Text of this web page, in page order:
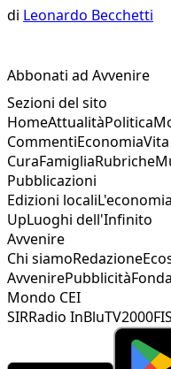
di Leonardo Becchetti
Abbonati ad Avvenire
Sezioni del sito
HomeAttualitàPolitica
CommentiEconomia
CuraFamigliaRubriche
Pubblicazioni
Edizioni locali
UpLuoghi dell'Infinito
Avvenire
Chi siamoRedazione
AvvenirePubblicità
Mondo CEI
SIRRadio InBluTV2000